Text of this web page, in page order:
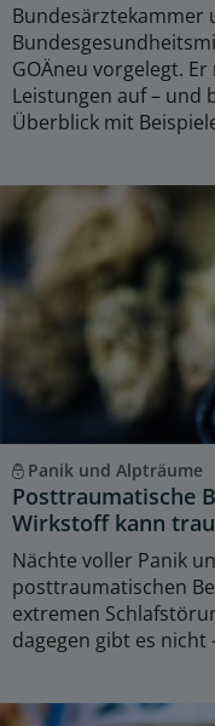
Bundesärztekammer
GOÄneu vorgelegt.
Leistungen auf – und
Überblick mit
Panik und Alpträume
Posttraumatische
Wirkstoff kann
Nächte voller Panik
posttraumatischen
extremen
dagegen gibt es